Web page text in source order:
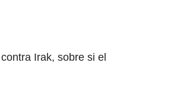
Irak, sobre si el